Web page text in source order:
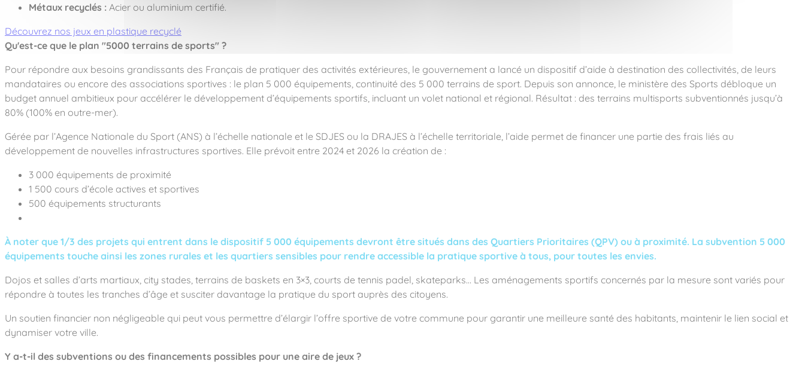
Métaux recyclés : Acier ou aluminium certifié.
Découvrez nos jeux en plastique recyclé
Qu'est-ce que le plan "5000 terrains de sports" ?
Pour répondre aux besoins grandissants des Français de pratiquer des activités extérieures, le gouvernement a lancé un dispositif d’aide à destination des collectivités, de leurs
mandataires ou encore des associations sportives : le plan 5 000 équipements, continuité des 5 000 terrains de sport. Depuis son annonce, le ministère des Sports débloque un
budget annuel ambitieux pour accélérer le développement d’équipements sportifs, incluant un volet national et régional. Résultat : des terrains multisports subventionnés jusqu’à
80% (100% en outre-mer).
Gérée par l’Agence Nationale du Sport (ANS) à l’échelle nationale et le SDJES ou la DRAJES à l’échelle territoriale, l’aide permet de financer une partie des frais liés au
développement de nouvelles infrastructures sportives. Elle prévoit entre 2024 et 2026 la création de :
3 000 équipements de proximité
1 500 cours d’école actives et sportives
500 équipements structurants
À noter que 1/3 des projets qui entrent dans le dispositif 5 000 équipements devront être situés dans des Quartiers Prioritaires (QPV) ou à proximité. La subvention 5 000
équipements touche ainsi les zones rurales et les quartiers sensibles pour rendre accessible la pratique sportive à tous, pour toutes les envies.
Dojos et salles d’arts martiaux, city stades, terrains de baskets en 3×3, courts de tennis padel, skateparks… Les aménagements sportifs concernés par la mesure sont variés pour
répondre à toutes les tranches d’âge et susciter davantage la pratique du sport auprès des citoyens.
Un soutien financier non négligeable qui peut vous permettre d’élargir l’offre sportive de votre commune pour garantir une meilleure santé des habitants, maintenir le lien social et
dynamiser votre ville.
Y a-t-il des subventions ou des financements possibles pour une aire de jeux ?